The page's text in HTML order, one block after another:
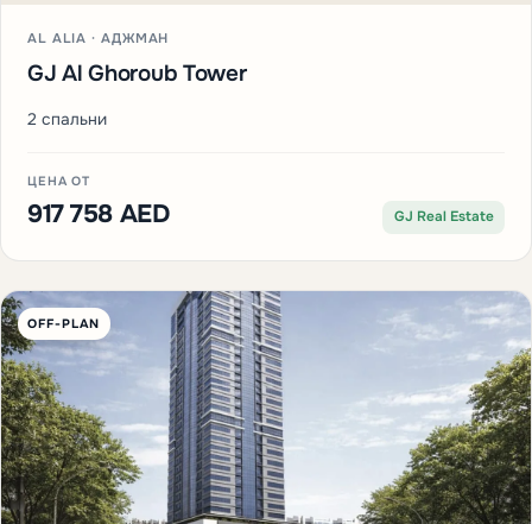
AL ALIA · АДЖМАН
GJ Al Ghoroub Tower
2 спальни
ЦЕНА ОТ
917 758 AED GJ Real Estate
OFF-PLAN